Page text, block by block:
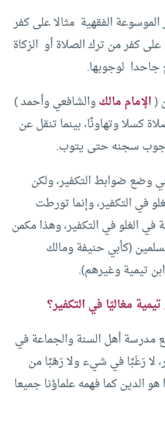
الفقهية مثالا على كفر
على كفر من ترك الصلاة أو الزكاة
جاحدا لوجوبها.
(الإمام مالكوالشافعي وأحمد )
كسلا وتهاونًا، بينما تنقل عن
سجنه حتى يتوب.
وضع ضوابط التكفير، ولكن
في التكفير، وإنما تورطت
في الغلو في التكفير، وهذا مكمن
(كأبي حنيفة ومالك
تيمية وغيرهم).
مغاليًا في التكفير؟
مدرسة أهل السنة والجماعة في
لا رَغَبًا في شيء ولا رَهَبًا من
الدين كما فهمه علماؤنا جميعا